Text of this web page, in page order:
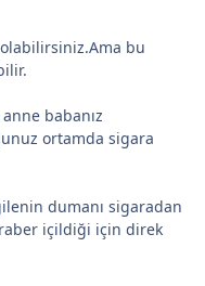
bu
babanız
ortamda sigara
dumanı sigaradan
içildiği için direk